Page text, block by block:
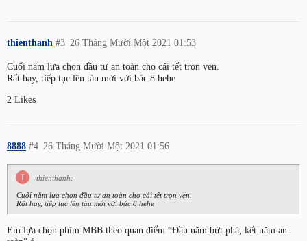
thienthanh 26 Tháng Mười Một 2021 01:53
#3
Cuối năm lựa chọn đầu tư an toàn cho cái tết trọn vẹn.
Rất hay, tiếp tục lên tàu mới với bác 8 hehe
2 Likes
8888 26 Tháng Mười Một 2021 01:56
#4
thienthanh:
Cuối năm lựa chọn đầu tư an toàn cho cái tết trọn vẹn.
Rất hay, tiếp tục lên tàu mới với bác 8 hehe
Em lựa chọn phím MBB theo quan điểm “Đầu năm bứt phá, kết năm an